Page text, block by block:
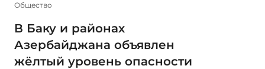
Общество
В Баку и районах
Азербайджана объявлен
жёлтый уровень опасности